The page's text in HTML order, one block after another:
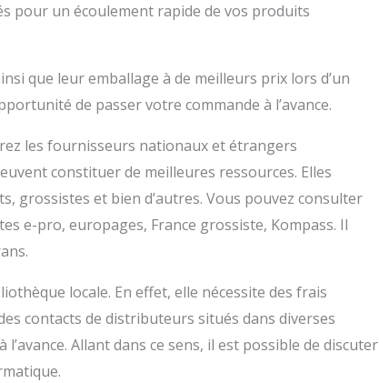
pour un écoulement rapide de vos produits
que leur emballage à de meilleurs prix lors d’un
de passer votre commande à l’avance.
les fournisseurs nationaux et étrangers
constituer de meilleures ressources. Elles
grossistes et bien d’autres. Vous pouvez consulter
e-pro, europages, France grossiste, Kompass. Il
locale. En effet, elle nécessite des frais
contacts de distributeurs situés dans diverses
Allant dans ce sens, il est possible de discuter